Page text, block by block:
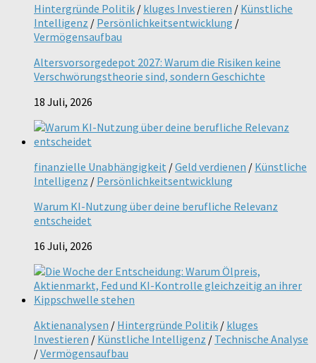
Hintergründe Politik / kluges Investieren / Künstliche
Intelligenz / Persönlichkeitsentwicklung /
Vermögensaufbau
Altersvorsorgedepot 2027: Warum die Risiken keine
Verschwörungstheorie sind, sondern Geschichte
18 Juli, 2026
finanzielle Unabhängigkeit /Geld verdienen / Künstliche
Intelligenz / Persönlichkeitsentwicklung
Warum KI-Nutzung über deine berufliche Relevanz
entscheidet
16 Juli, 2026
Aktienanalysen / Hintergründe Politik / kluges
Investieren / Künstliche Intelligenz / Technische Analyse
/Vermögensaufbau